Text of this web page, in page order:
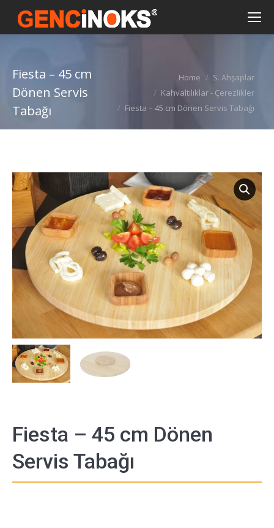
Fiesta – 45 cm
Dönen Servis
Tabağı
Home
S. Ahşaplar
Kahvaltılıklar - Çerezlikler
Fiesta – 45 cm Dönen Servis Tabağı
Fiesta – 45 cm Dönen
Servis Tabağı